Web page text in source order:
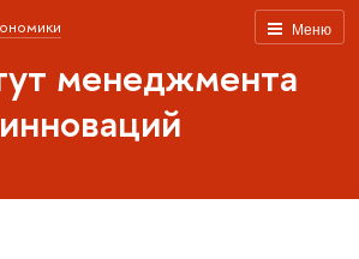
Меню
менеджмента
инноваций